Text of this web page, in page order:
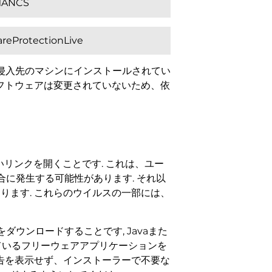
先のマシンにインストールされてい
ウェアは変更されていないため、依
ンクを開くことです. これは、ユー
発生する可能性があります. それ以
す. これらのウイルスの一部には、
ウンロードすることです, Javaまた
るフリーウェアアプリケーションを
表示せず、インストーラーで不要な